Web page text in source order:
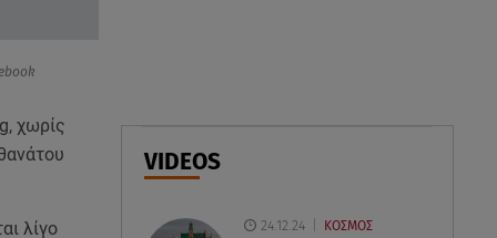
06.08.26 , 23:41
Βασιλική Ανδρίτσου: Ξεκίνησε
τις διακοπές με τον σύζυγο και
VIDEOS
24.12.24 ΚΟΣΜΟΣ
χωρίς
λίγο